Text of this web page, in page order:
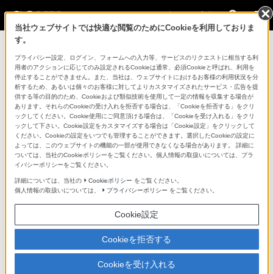
法人のお客様
2026年7月7日
スポーツ中継向けリプレイシステム
「HawkREPLAY」、「HawkNEST」の国内販売
を開始
ソニーマーケティング株式会社（本社：東京都港区、代
表取締役社長：川口大輔、以下、ソニーマーケティン
グ）は、ソニーのグループ会社であるHawk-Eye
Innovations（ホークアイ）が提供する、スポーツ中継向
けのインスタントリプレイサーバー
当社ウェブサイトでは快適な閲覧のためにCookieを利用しておりま
す。
プライバシー設定、ログイン、フォームへの入力等、サービスのリクエストに相当する利
用者のアクションに応じてのみ設定されるCookieは通常、必須Cookieと呼ばれ、利用を
停止することができません。また、当社は、ウェブサイトにおけるお客様の利用状況を分
析するため、あるいは個々のお客様に対してよりカスタマイズされたサービス・広告を提
供する等の目的のため、Cookieおよび類似技術を使用して一定の情報を収集する場合が
あります。それらのCookieの受け入れを拒否する場合は、「Cookieを拒否する」をクリ
ックしてください。Cookie使用にご同意頂ける場合は、「Cookieを受け入れる」をクリ
ックして下さい。Cookie設定をカスタマイズする場合は「Cookie設定」をクリックして
ください。Cookieの設定をいつでも管理することができます。選択したCookieの設定に
よっては、このウェブサイトの機能の一部が使用できなくなる場合があります。 詳細に
ついては、当社のCookieポリシーをご覧ください。個人情報の取扱いについては、プラ
イバシーポリシーをご覧ください。
詳細については、当社の Cookieポリシー をご覧ください。
個人情報の取扱いについては、
プライバシーポリシー をご覧ください。
Cookie設定
Cookieを拒否する
Cookieを受け入れる